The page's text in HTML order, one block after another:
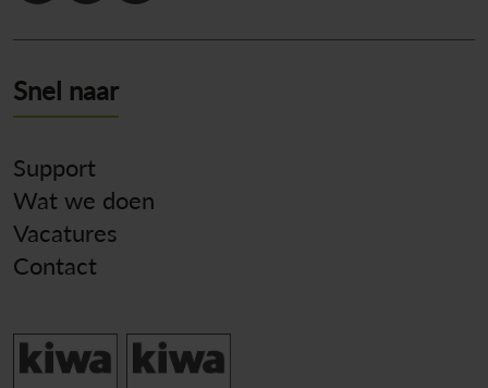
Snel naar
Support
Wat we doen
Vacatures
Contact